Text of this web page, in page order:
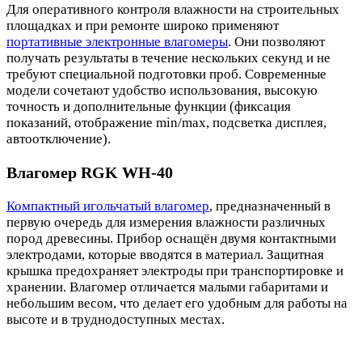
Для оперативного контроля влажности на строительных
площадках и при ремонте широко применяют
портативные электронные влагомеры. Они позволяют
получать результаты в течение нескольких секунд и не
требуют специальной подготовки проб. Современные
модели сочетают удобство использования, высокую
точность и дополнительные функции (фиксация
показаний, отображение min/max, подсветка дисплея,
автоотключение).
Влагомер RGK WH-40
Компактный игольчатый влагомер, предназначенный в
первую очередь для измерения влажности различных
пород древесины. Прибор оснащён двумя контактными
электродами, которые вводятся в материал. Защитная
крышка предохраняет электроды при транспортировке и
хранении. Влагомер отличается малыми габаритами и
небольшим весом, что делает его удобным для работы на
высоте и в труднодоступных местах.